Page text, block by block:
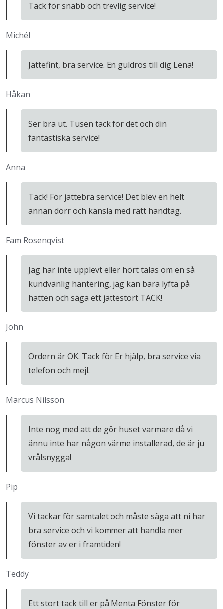
Tack för snabb och trevlig service!
Michél
Jättefint, bra service. En guldros till dig Lena!
Håkan
Ser bra ut. Tusen tack för det och din
fantastiska service!
Anna
Tack! För jättebra service! Det blev en helt
annan dörr och känsla med rätt handtag.
Fam Rosenqvist
Jag har inte upplevt eller hört talas om en så
kundvänlig hantering, jag kan bara lyfta på
hatten och säga ett jättestort TACK!
John
Ordern är OK. Tack för Er hjälp, bra service via
telefon och mejl.
Marcus Nilsson
Inte nog med att de gör huset varmare då vi
ännu inte har någon värme installerad, de är ju
vrålsnygga!
Pip
Vi tackar för samtalet och måste säga att ni har
bra service och vi kommer att handla mer
fönster av er i framtiden!
Teddy
Ett stort tack till er på Menta Fönster för